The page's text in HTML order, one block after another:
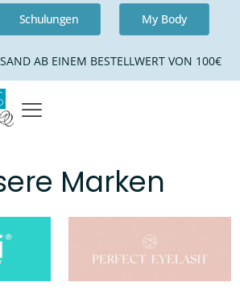
Schulungen My Body
AB EINEM BESTELLWERT VON 100€
Marken